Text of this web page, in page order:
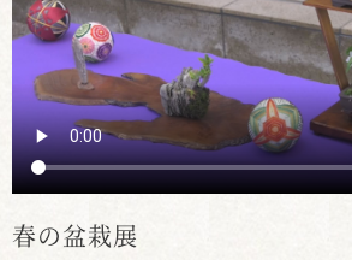
春の盆栽展